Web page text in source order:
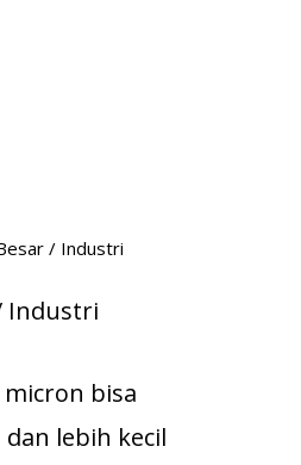
Industri
bisa
dan lebih kecil